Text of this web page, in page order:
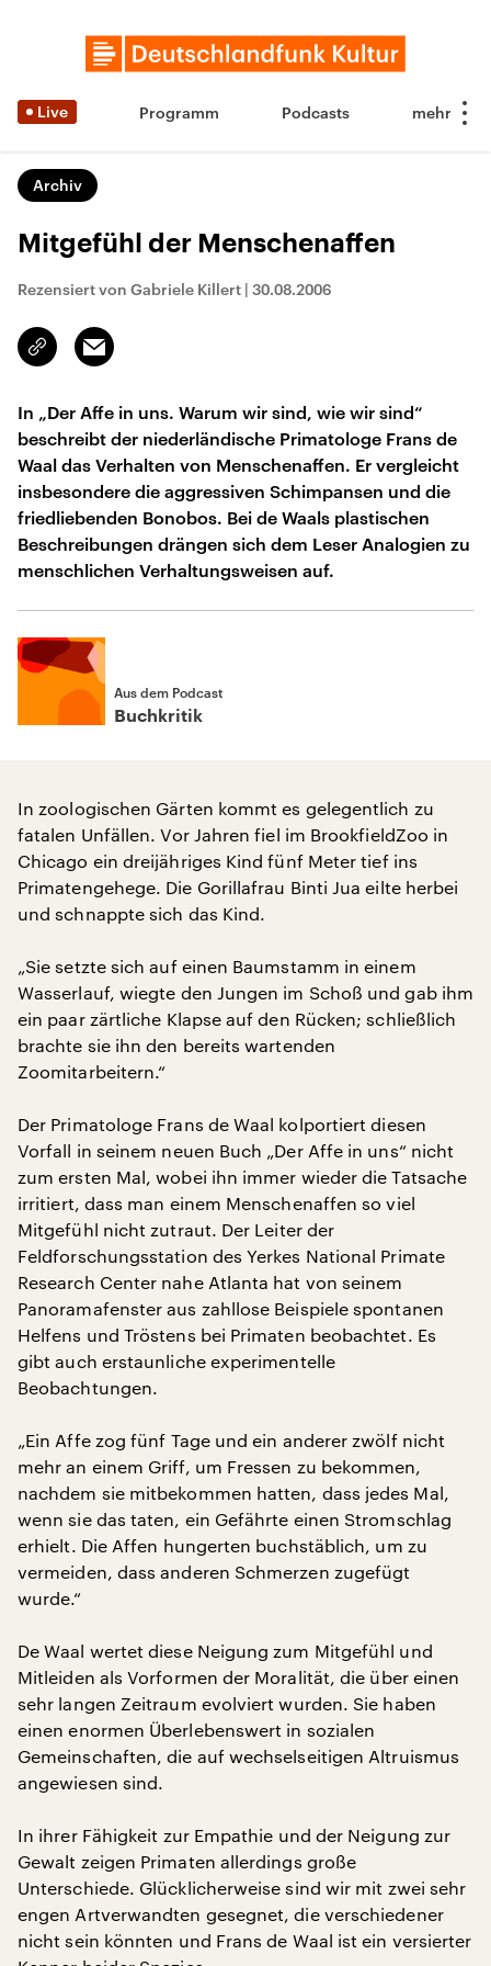
Live Programm Podcasts
Archiv
Mitgefühl der Menschenaffen
Rezensiert von Gabriele Killert | 30.08.2006
Link
kopieren/teilen
Email
In „Der Affe in uns. Warum wir sind, wie wir sind“
beschreibt der niederländische Primatologe Frans de
Waal das Verhalten von Menschenaffen. Er vergleicht
insbesondere die aggressiven Schimpansen und die
friedliebenden Bonobos. Bei de Waals plastischen
Beschreibungen drängen sich dem Leser Analogien zu
menschlichen Verhaltungsweisen auf.
Aus dem Podcast
Buchkritik
In zoologischen Gärten kommt es gelegentlich zu
fatalen Unfällen. Vor Jahren fiel im BrookfieldZoo in
Chicago ein dreijähriges Kind fünf Meter tief ins
Primatengehege. Die Gorillafrau Binti Jua eilte herbei
und schnappte sich das Kind.
„Sie setzte sich auf einen Baumstamm in einem
Wasserlauf, wiegte den Jungen im Schoß und gab ihm
ein paar zärtliche Klapse auf den Rücken; schließlich
brachte sie ihn den bereits wartenden
Zoomitarbeitern.“
Der Primatologe Frans de Waal kolportiert diesen
Vorfall in seinem neuen Buch „Der Affe in uns“ nicht
zum ersten Mal, wobei ihn immer wieder die Tatsache
irritiert, dass man einem Menschenaffen so viel
Mitgefühl nicht zutraut. Der Leiter der
Feldforschungsstation des Yerkes National Primate
Research Center nahe Atlanta hat von seinem
Panoramafenster aus zahllose Beispiele spontanen
Helfens und Tröstens bei Primaten beobachtet. Es
gibt auch erstaunliche experimentelle
Beobachtungen.
„Ein Affe zog fünf Tage und ein anderer zwölf nicht
mehr an einem Griff, um Fressen zu bekommen,
nachdem sie mitbekommen hatten, dass jedes Mal,
wenn sie das taten, ein Gefährte einen Stromschlag
erhielt. Die Affen hungerten buchstäblich, um zu
vermeiden, dass anderen Schmerzen zugefügt
wurde.“
De Waal wertet diese Neigung zum Mitgefühl und
Mitleiden als Vorformen der Moralität, die über einen
sehr langen Zeitraum evolviert wurden. Sie haben
einen enormen Überlebenswert in sozialen
Gemeinschaften, die auf wechselseitigen Altruismus
angewiesen sind.
In ihrer Fähigkeit zur Empathie und der Neigung zur
Gewalt zeigen Primaten allerdings große
Unterschiede. Glücklicherweise sind wir mit zwei sehr
engen Artverwandten gesegnet, die verschiedener
nicht sein könnten und Frans de Waal ist ein versierter